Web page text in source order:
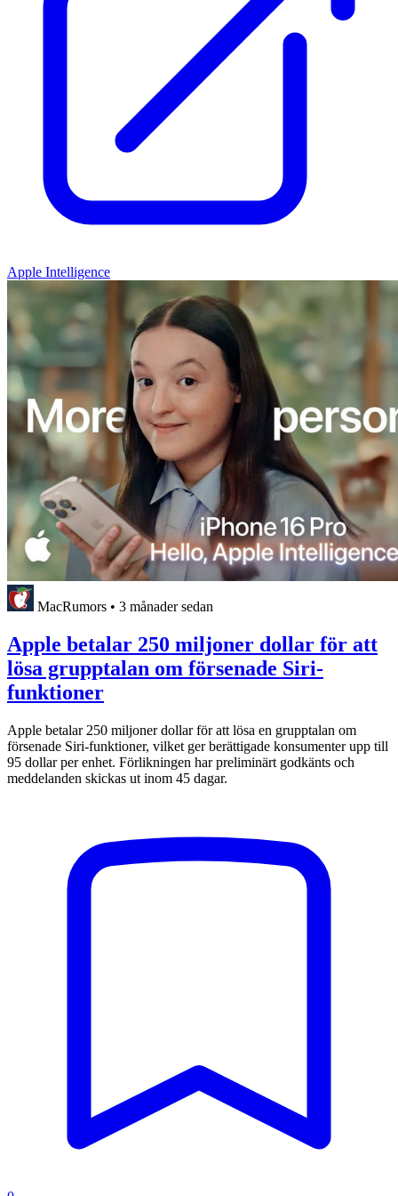
Apple Intelligence
MacRumors • 3 månader sedan
Apple betalar 250 miljoner dollar för att
lösa grupptalan om försenade Siri-
funktioner
Apple betalar 250 miljoner dollar för att lösa en grupptalan om
försenade Siri-funktioner, vilket ger berättigade konsumenter upp till
95 dollar per enhet. Förlikningen har preliminärt godkänts och
meddelanden skickas ut inom 45 dagar.